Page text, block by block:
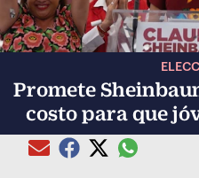
Promete
costo para que
Compartir el artículo actual
Compartir el artículo
Compartir el
Compartir